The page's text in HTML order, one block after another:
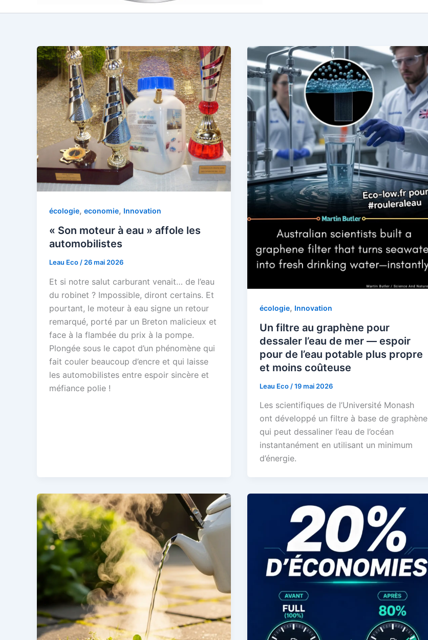
écologie, economie, Innovation
« Son moteur à eau » affole les
automobilistes
Leau Eco / 26 mai 2026
Et si notre salut carburant venait… de l’eau
du robinet ? Impossible, diront certains. Et
pourtant, le moteur à eau signe un retour
remarqué, porté par un Breton malicieux et
face à la flambée du prix à la pompe.
Plongée sous le capot d’un phénomène qui
fait couler beaucoup d’encre et qui laisse
les automobilistes entre espoir sincère et
méfiance polie !
écologie, Innovation
Un filtre au graphène pour
dessaler l’eau de mer — espoir
pour de l’eau potable plus propre
et moins coûteuse
Leau Eco /19 mai 2026
Les scientifiques de l’Université Monash
ont développé un filtre à base de graphène
qui peut dessaliner l’eau de l’océan
instantanément en utilisant un minimum
d’énergie.